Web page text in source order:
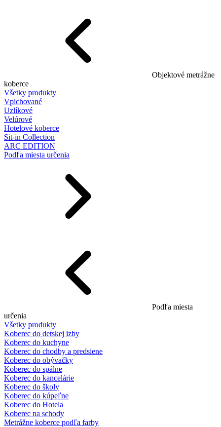
Objektové metrážne
koberce
Všetky produkty
Vpichované
Uzlíkové
Velúrové
Hotelové koberce
Sit-in Collection
ARC EDITION
Podľa miesta určenia
Podľa miesta
určenia
Všetky produkty
Koberec do detskej izby
Koberec do kuchyne
Koberec do chodby a predsiene
Koberec do obývačky
Koberec do spálne
Koberec do kancelárie
Koberec do školy
Koberec do kúpeľne
Koberec do Hotela
Koberec na schody
Metrážne koberce podľa farby